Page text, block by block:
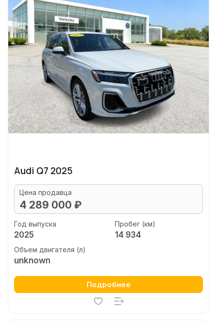
Audi Q7 2025
Цена продавца
4 289 000 ₽
Год выпуска
2025
Пробег (км)
14 934
Объем двигателя (л)
unknown
Подробнее